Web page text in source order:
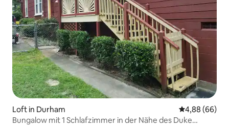
Loft in Durham
4,88 (66)
Bungalow mit 1 Schlafzimmer in der Nähe des Duke